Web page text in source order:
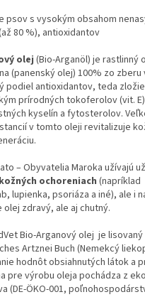
psov s vysokým obsahom
80 %), antioxidantov
olej (Bio-Arganöl) je rastlinný
(panenský olej) 100% zo zberu
podiel antioxidantov, teda
prírodných tokoferolov (vit.
kyselín a fytosterolov.
v tomto oleji revitalizuje
– Obyvatelia Maroka užívajú
ochoreniach (napríklad
lupienka, psoriáza a iné), ale i
olej zdravý, ale aj chutný.
Bio-Arganový olej je
Artznei Buch (Nemekcý
hodnôt obsiahnutých látok a
pre výrobu oleja pochádza z
(DE-ÖKO-001,